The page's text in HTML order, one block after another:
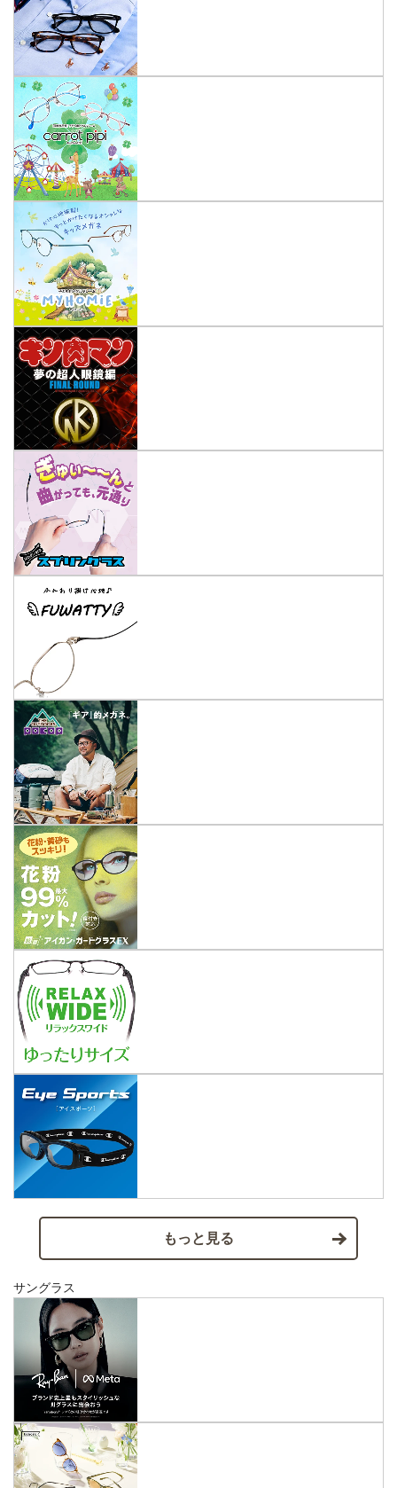
もっと見る
サングラス